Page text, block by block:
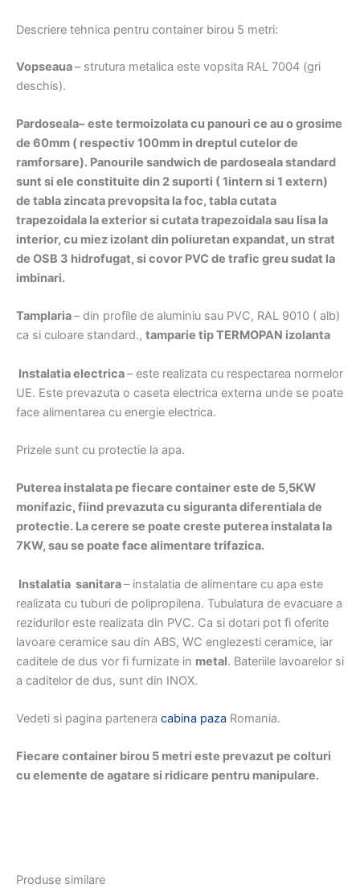
Descriere tehnica pentru container birou 5 metri:
Vopseaua– strutura metalica este vopsita RAL 7004 (gri
deschis).
Pardoseala– este termoizolata cu panouri ce au o grosime
de 60mm ( respectiv 100mm in dreptul cutelor de
ramforsare). Panourile sandwich de pardoseala standard
sunt si ele constituite din 2 suporti ( 1intern si 1 extern)
de tabla zincata prevopsita la foc, tabla cutata
trapezoidala la exterior si cutata trapezoidala sau lisa la
interior, cu miez izolant din poliuretan expandat, un strat
de OSB 3 hidrofugat, si covor PVC de trafic greu sudat la
imbinari.
Tamplaria– din profile de aluminiu sau PVC, RAL 9010 ( alb)
ca si culoare standard., tamparie tip TERMOPAN izolanta
Instalatia electrica– este realizata cu respectarea normelor
UE. Este prevazuta o caseta electrica externa unde se poate
face alimentarea cu energie electrica.
Prizele sunt cu protectie la apa.
Puterea instalata pe fiecare container este de 5,5KW
monifazic, fiind prevazuta cu siguranta diferentiala de
protectie. La cerere se poate creste puterea instalata la
7KW, sau se poate face alimentare trifazica.
Instalatia sanitara– instalatia de alimentare cu apa este
realizata cu tuburi de polipropilena. Tubulatura de evacuare a
rezidurilor este realizata din PVC. Ca si dotari pot fi oferite
lavoare ceramice sau din ABS, WC englezesti ceramice, iar
caditele de dus vor fi furnizate in metal. Bateriile lavoarelor si
a caditelor de dus, sunt din INOX.
Vedeti si pagina partenera cabina paza Romania.
Fiecare container birou 5 metri este prevazut pe colturi
cu elemente de agatare si ridicare pentru manipulare.
Produse similare